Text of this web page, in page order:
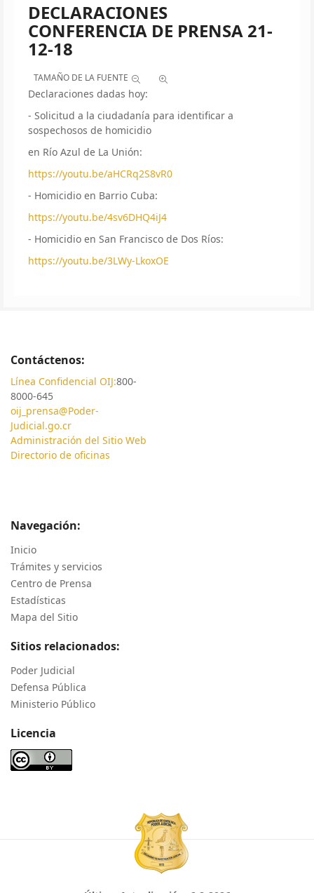
DECLARACIONES
CONFERENCIA DE PRENSA 21-
12-18
TAMAÑO DE LA FUENTE
Declaraciones dadas hoy:
- Solicitud a la ciudadanía para identificar a
sospechosos de homicidio
en Río Azul de La Unión:
https://youtu.be/aHCRq2S8vR0
- Homicidio en Barrio Cuba:
https://youtu.be/4sv6DHQ4iJ4
- Homicidio en San Francisco de Dos Ríos:
https://youtu.be/3LWy-LkoxOE
Contáctenos:
Línea Confidencial OIJ:800-
8000-645
oij_prensa@Poder-
Judicial.go.cr
Administración del Sitio Web
Directorio de oficinas
Navegación:
Inicio
Trámites y servicios
Centro de Prensa
Estadísticas
Mapa del Sitio
Sitios relacionados:
Poder Judicial
Defensa Pública
Ministerio Público
Licencia